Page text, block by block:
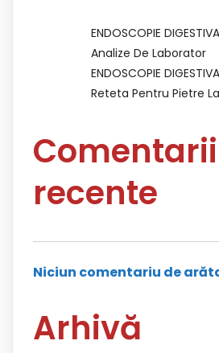
ENDOSCOPIE
Analize De Laborator
ENDOSCOPIE DIGESTIVA
Reteta Pentru Pietre
Comentarii
recente
Niciun comentariu de
Arhivă